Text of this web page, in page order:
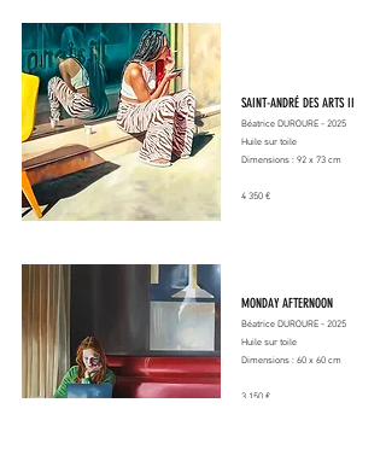
SAINT-ANDRÉ DES ARTS II
Béatrice DUROURE - 2025
Huile sur toile
Dimensions : 92 x 73 cm
4 350 €
MONDAY AFTERNOON
Béatrice DUROURE - 2025
Huile sur toile
Dimensions : 60 x 60 cm
3 150 €